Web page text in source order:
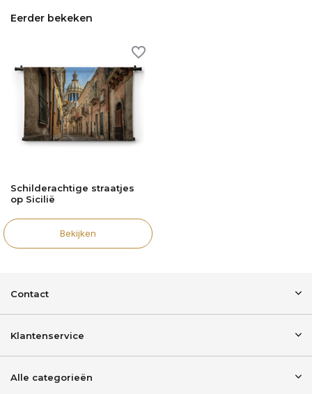
Eerder bekeken
Schilderachtige straatjes
op Sicilië
Bekijken
Contact
Klantenservice
Alle categorieën